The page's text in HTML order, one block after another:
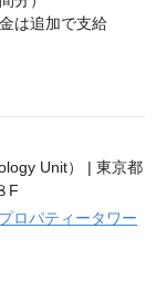
は追加で支給
ロパティータワー